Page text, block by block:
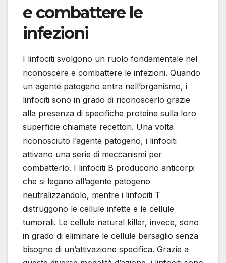
e combattere le
infezioni
I linfociti svolgono un ruolo fondamentale nel
riconoscere e combattere le infezioni. Quando
un agente patogeno entra nell’organismo, i
linfociti sono in grado di riconoscerlo grazie
alla presenza di specifiche proteine sulla loro
superficie chiamate recettori. Una volta
riconosciuto l’agente patogeno, i linfociti
attivano una serie di meccanismi per
combatterlo. I linfociti B producono anticorpi
che si legano all’agente patogeno
neutralizzandolo, mentre i linfociti T
distruggono le cellule infette e le cellule
tumorali. Le cellule natural killer, invece, sono
in grado di eliminare le cellule bersaglio senza
bisogno di un’attivazione specifica. Grazie a